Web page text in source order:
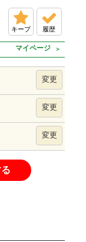
キープ 履歴
マイページ
変更
変更
変更